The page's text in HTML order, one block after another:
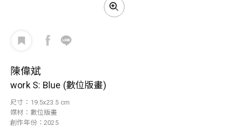
陳偉斌
work S: Blue (數位版畫)
尺寸：19.5x23.5 cm
媒材：數位版畫
創作年份：2025